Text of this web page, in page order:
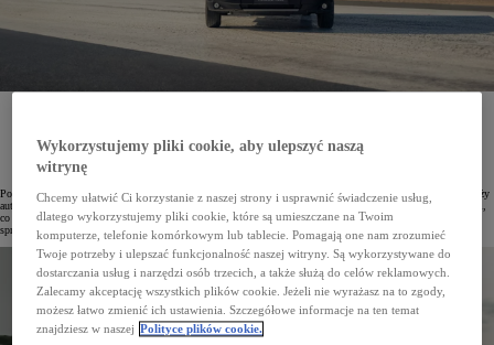
PROACE MAX zadebiutował właśnie w segmencie HDV.
Pozycja Toyota Professional na polskim rynku jest coraz mocniejsza, na co wskazuje znaczny wzrost sprzedaży
aut użytkowych z tej linii. Od początku roku zarejestrowano 8607 pojazdów osobowych i dostawczych marki,
co stanowi wzrost o 5,1% w porównaniu z analogicznym okresem roku poprzedniego. Tylko we wrześniu
sprzedano 778 samochodów.
Wykorzystujemy pliki cookie, aby ulepszyć naszą
witrynę
Chcemy ułatwić Ci korzystanie z naszej strony i usprawnić świadczenie usług,
dlatego wykorzystujemy pliki cookie, które są umieszczane na Twoim
komputerze, telefonie komórkowym lub tablecie. Pomagają one nam zrozumieć
Twoje potrzeby i ulepszać funkcjonalność naszej witryny. Są wykorzystywane do
dostarczania usług i narzędzi osób trzecich, a także służą do celów reklamowych.
Zalecamy akceptację wszystkich plików cookie. Jeżeli nie wyrażasz na to zgody,
możesz łatwo zmienić ich ustawienia. Szczegółowe informacje na ten temat
znajdziesz w naszej Polityce plików cookie.